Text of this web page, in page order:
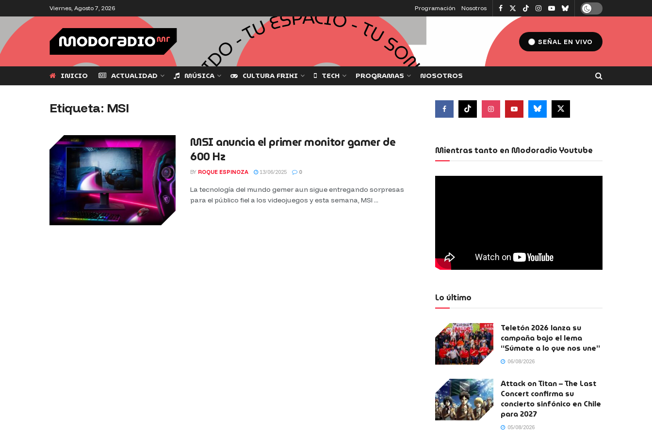
Viernes, Agosto 7, 2026 Programación Nosotros
SEÑAL EN VIVO
INICIO ACTUALIDAD MÚSICA CULTURA FRIKI TECH PROGRAMAS NOSOTROS
Etiqueta: MSI
MSI anuncia el primer monitor gamer de
600 Hz
BY ROQUE ESPINOZA 13/06/2025 0
La tecnología del mundo gemer aun sigue entregando sorpresas
para el público fiel a los videojuegos y esta semana, MSI ...
Mientras tanto en Modoradio Youtube
Lo último
Teletón 2026 lanza su
campaña bajo el lema
“Súmate a lo que nos une”
06/08/2026
Attack on Titan – The Last
Concert confirma su
concierto sinfónico en Chile
para 2027
05/08/2026